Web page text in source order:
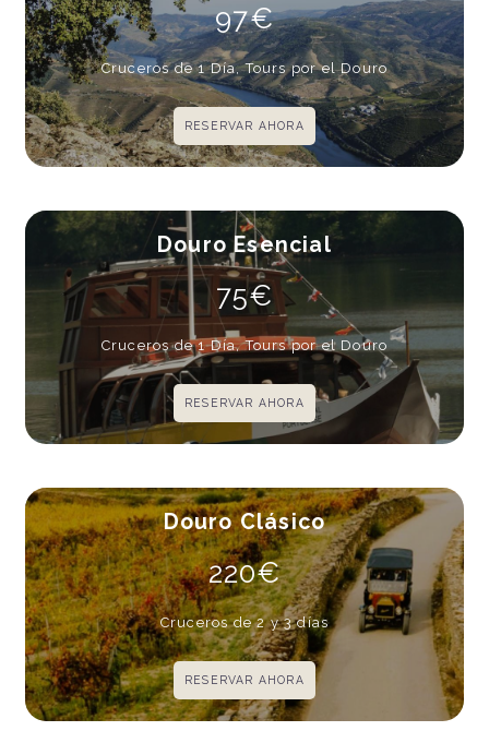
97€
Cruceros de 1 Día, Tours por el Douro
RESERVAR AHORA
Douro Esencial
75€
Cruceros de 1 Día, Tours por el Douro
RESERVAR AHORA
Douro Clásico
220€
Cruceros de 2 y 3 días
RESERVAR AHORA